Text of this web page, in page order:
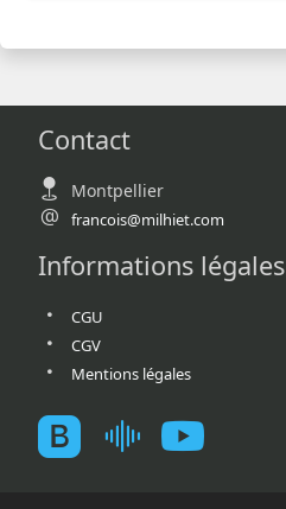
Contact
Montpellier
francois@milhiet.com
Informations légales
CGU
CGV
Mentions légales